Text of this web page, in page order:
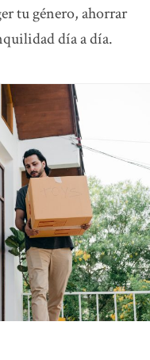
tu género, ahorrar
día a día.